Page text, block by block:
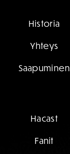
Historia
Yhteys
Saapuminen
Hacast
Fanit